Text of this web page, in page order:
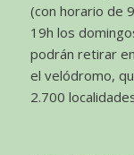
(con horario de
19h los
podrán retirar
el velódromo,
2.700